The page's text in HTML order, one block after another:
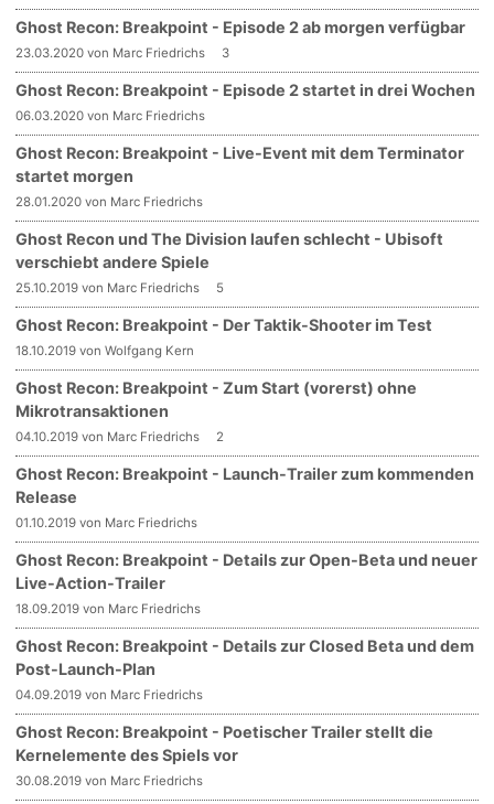
Ghost Recon: Breakpoint - Episode 2 ab morgen verfügbar
23.03.2020 von Marc Friedrichs 3
Ghost Recon: Breakpoint - Episode 2 startet in drei Wochen
06.03.2020 von Marc Friedrichs
Ghost Recon: Breakpoint - Live-Event mit dem Terminator
startet morgen
28.01.2020 von Marc Friedrichs
Ghost Recon und The Division laufen schlecht - Ubisoft
verschiebt andere Spiele
25.10.2019 von Marc Friedrichs 5
Ghost Recon: Breakpoint - Der Taktik-Shooter im Test
18.10.2019 von Wolfgang Kern
Ghost Recon: Breakpoint - Zum Start (vorerst) ohne
Mikrotransaktionen
04.10.2019 von Marc Friedrichs 2
Ghost Recon: Breakpoint - Launch-Trailer zum kommenden
Release
01.10.2019 von Marc Friedrichs
Ghost Recon: Breakpoint - Details zur Open-Beta und neuer
Live-Action-Trailer
18.09.2019 von Marc Friedrichs
Ghost Recon: Breakpoint - Details zur Closed Beta und dem
Post-Launch-Plan
04.09.2019 von Marc Friedrichs
Ghost Recon: Breakpoint - Poetischer Trailer stellt die
Kernelemente des Spiels vor
30.08.2019 von Marc Friedrichs